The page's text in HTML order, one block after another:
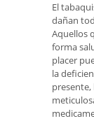
El
dañan
Aquellos
forma
placer
la